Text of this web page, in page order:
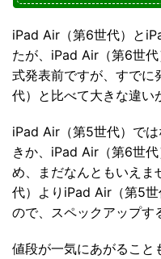
iPad Air（第6世代）と
たが、iPad Air（第6世
式発表前ですが、すで
代）と比べて大きな違い
iPad Air（第5世代）で
きか、iPad Air（第6世
め、まだなんともいえ
代）よりiPad Air（第5
ので、スペックアップす
値段が一気にあがること